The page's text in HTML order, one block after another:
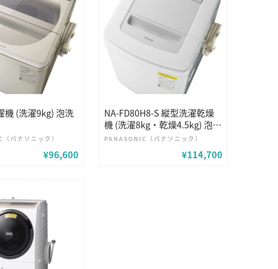
機 (洗濯9kg) 泡洗
パナソニック）
¥96,600
NA-FD80H8-S 縦型洗濯乾燥
機 (洗濯8kg・乾燥4.5kg) 泡洗
浄
PANASONIC（パナソニック）
¥114,700